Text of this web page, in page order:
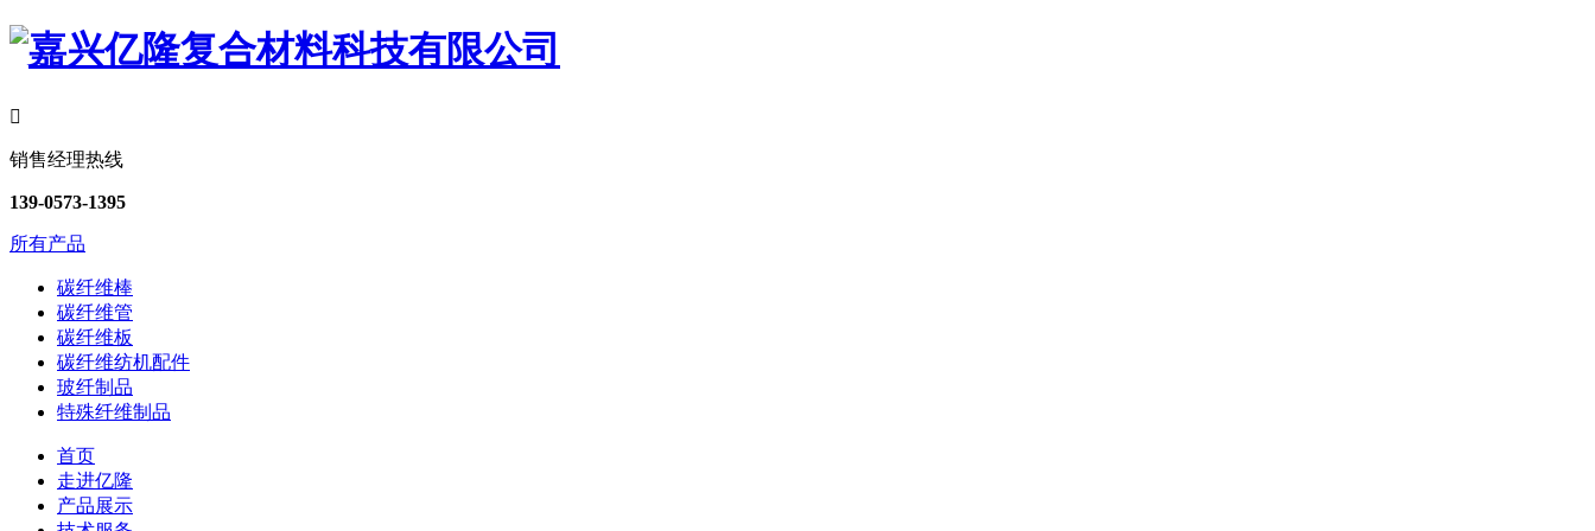

销售经理热线
139-0573-1395
所有产品
碳纤维棒
碳纤维管
碳纤维板
碳纤维纺机配件
玻纤制品
特殊纤维制品
首页
走进亿隆
产品展示